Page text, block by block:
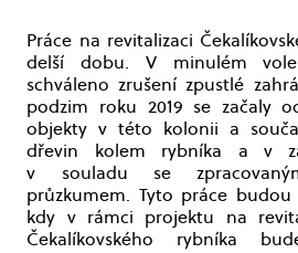
Práce na revitalizaci
delší dobu. V minulém
schváleno zrušení zpustlé
podzim roku 2019 se začaly
objekty v této kolonii a
dřevin kolem rybníka a v
v souladu se
průzkumem. Tyto práce
kdy v rámci projektu na
Čekalíkovského rybníka